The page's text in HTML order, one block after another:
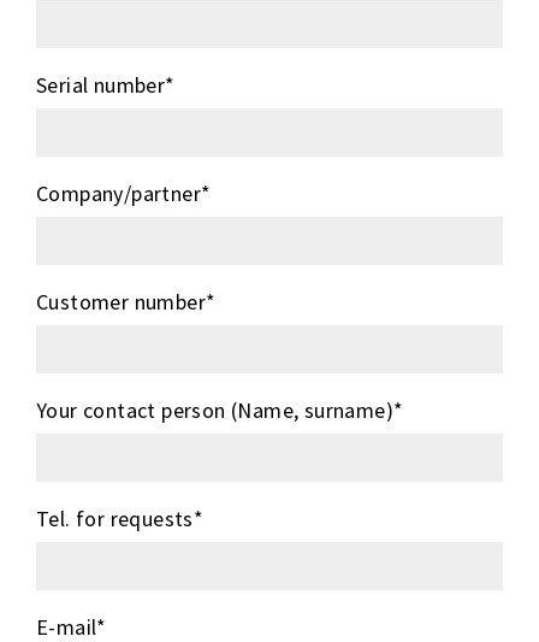
Serial number*
Company/partner*
Customer number*
Your contact person (Name, surname)*
Tel. for requests*
E-mail*